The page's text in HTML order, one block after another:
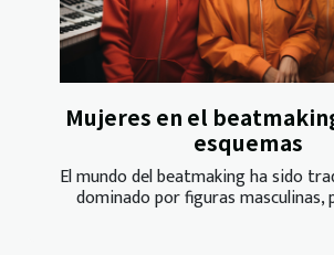
Mujeres en el
esquemas
El mundo del beatmaking ha sido
dominado por figuras masculinas,